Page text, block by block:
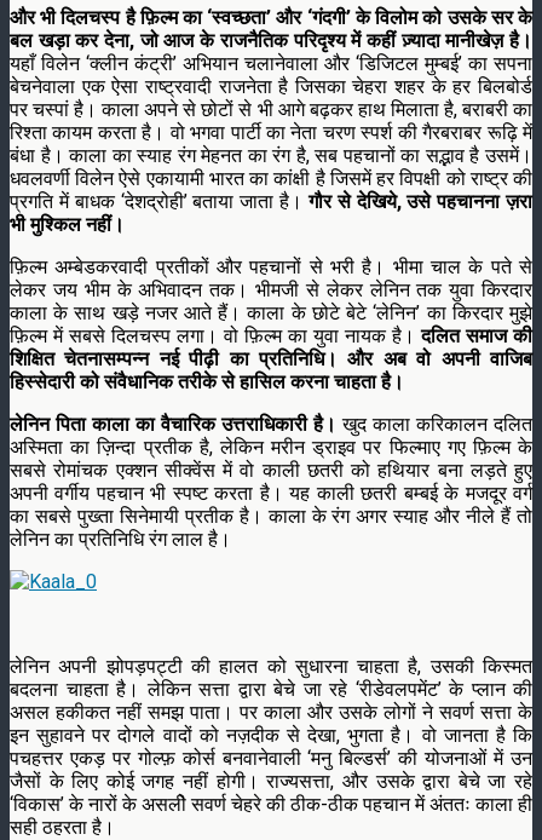
और भी दिलचस्प है फ़िल्म का ‘स्वच्छता’ और ‘गंदगी’ के विलोम को उसके सर के
बल खड़ा कर देना, जो आज के राजनैतिक परिदृश्य में कहीं ज़्यादा मानीखेज़ है।
यहाँ विलेन ‘क्लीन कंट्री’ अभियान चलानेवाला और ‘डिजिटल मुम्बई’ का सपना
बेचनेवाला एक ऐसा राष्ट्रवादी राजनेता है जिसका चेहरा शहर के हर बिलबोर्ड
पर चस्पां है। काला अपने से छोटों से भी आगे बढ़कर हाथ मिलाता है, बराबरी का
रिश्ता कायम करता है। वो भगवा पार्टी का नेता चरण स्पर्श की गैरबराबर रूढ़ि में
बंधा है। काला का स्याह रंग मेहनत का रंग है, सब पहचानों का सद्भाव है उसमें।
धवलवर्णी विलेन ऐसे एकायामी भारत का कांक्षी है जिसमें हर विपक्षी को राष्ट्र की
प्रगति में बाधक ‘देशद्रोही’ बताया जाता है।गौर से देखिये, उसे पहचानना ज़रा
भी मुश्किल नहीं।
फ़िल्म अम्बेडकरवादी प्रतीकों और पहचानों से भरी है। भीमा चाल के पते से
लेकर जय भीम के अभिवादन तक। भीमजी से लेकर लेनिन तक युवा किरदार
काला के साथ खड़े नजर आते हैं। काला के छोटे बेटे ‘लेनिन’ का किरदार मुझे
फ़िल्म में सबसे दिलचस्प लगा। वो फ़िल्म का युवा नायक है। दलित समाज की
शिक्षित चेतनासम्पन्न नई पीढ़ी का प्रतिनिधि। और अब वो अपनी वाजिब
हिस्सेदारी को संवैधानिक तरीके से हासिल करना चाहता है।
लेनिन पिता काला का वैचारिक उत्तराधिकारी है।खुद काला करिकालन दलित
अस्मिता का ज़िन्दा प्रतीक है, लेकिन मरीन ड्राइव पर फिल्माए गए फ़िल्म के
सबसे रोमांचक एक्शन सीक्वेंस में वो काली छतरी को हथियार बना लड़ते हुए
अपनी वर्गीय पहचान भी स्पष्ट करता है। यह काली छतरी बम्बई के मजदूर वर्ग
का सबसे पुख्ता सिनेमायी प्रतीक है। काला के रंग अगर स्याह और नीले हैं तो
लेनिन का प्रतिनिधि रंग लाल है।
लेनिन अपनी झोपड़पट्टी की हालत को सुधारना चाहता है, उसकी किस्मत
बदलना चाहता है। लेकिन सत्ता द्वारा बेचे जा रहे ‘रीडेवलपमेंट’ के प्लान की
असल हकीकत नहीं समझ पाता। पर काला और उसके लोगों ने सवर्ण सत्ता के
इन सुहावने पर दोगले वादों को नज़दीक से देखा, भुगता है। वो जानता है कि
पचहत्तर एकड़ पर गोल्फ़ कोर्स बनवानेवाली ‘मनु बिल्डर्स’ की योजनाओं में उन
जैसों के लिए कोई जगह नहीं होगी। राज्यसत्ता, और उसके द्वारा बेचे जा रहे
‘विकास’ के नारों के असलीे सवर्ण चेहरे की ठीक-ठीक पहचान में अंततः काला ही
सही ठहरता है।